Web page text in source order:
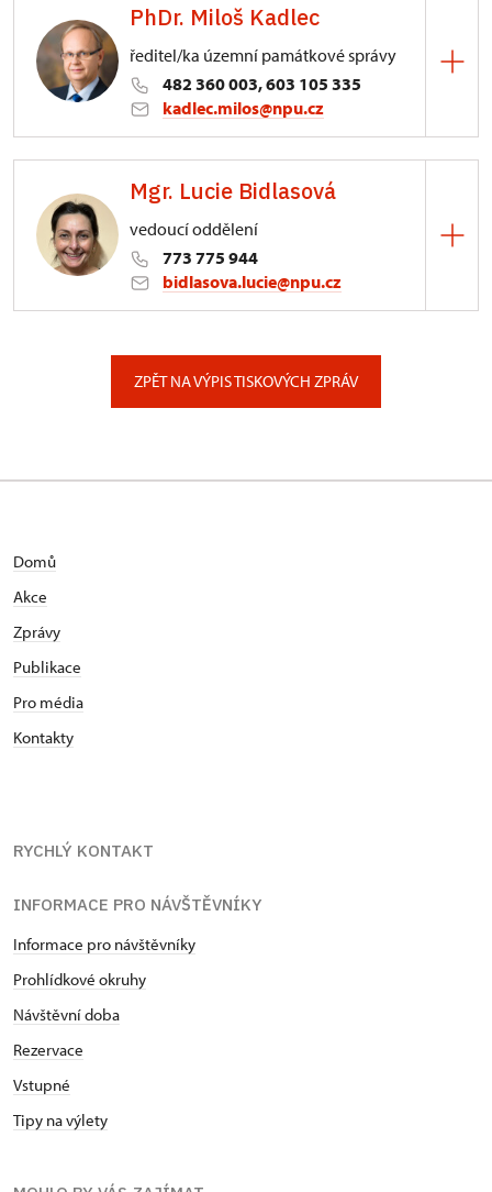
PhDr. Miloš Kadlec
ředitel/ka územní památkové správy
482 360 003, 603 105 335
kadlec.milos@npu.cz
3/, Sychrov 3
Mgr. Lucie Bidlasová
vedoucí oddělení
773 775 944
bidlasova.lucie@npu.cz
ZPĚT NA VÝPIS TISKOVÝCH ZPRÁV
Domů
Akce
Zprávy
Publikace
Pro média
Kontakty
RYCHLÝ KONTAKT
INFORMACE PRO NÁVŠTĚVNÍKY
Informace pro návštěvníky
Prohlídkové okruhy
Návštěvní doba
Rezervace
Vstupné
Tipy na výlety